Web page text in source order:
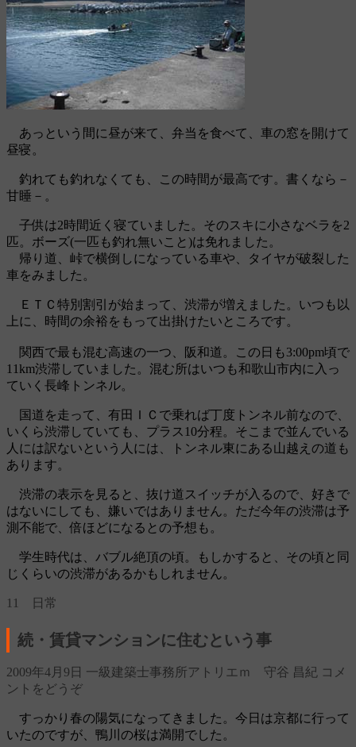
あっという間に昼が来て、弁当を食べて、車の窓を開けて
昼寝。
釣れても釣れなくても、この時間が最高です。書くなら－
甘睡－。
子供は2時間近く寝ていました。そのスキに小さなベラを2
匹。ボーズ(一匹も釣れ無いこと)は免れました。
帰り道、峠で横倒しになっている車や、タイヤが破裂した
車をみました。
ＥＴＣ特別割引が始まって、渋滞が増えました。いつも以
上に、時間の余裕をもって出掛けたいところです。
関西で最も混む高速の一つ、阪和道。この日も3:00pm頃で
11km渋滞していました。混む所はいつも和歌山市内に入っ
ていく長峰トンネル。
国道を走って、有田ＩＣで乗れば丁度トンネル前なので、
いくら渋滞していても、プラス10分程。そこまで並んでいる
人には訳ないという人には、トンネル東にある山越えの道も
あります。
渋滞の表示を見ると、抜け道スイッチが入るので、好きで
はないにしても、嫌いではありません。ただ今年の渋滞は予
測不能で、倍ほどになるとの予想も。
学生時代は、バブル絶頂の頃。もしかすると、その頃と同
じくらいの渋滞があるかもしれません。
11 日常
続・賃貸マンションに住むという事
2009年4月9日 一級建築士事務所アトリエｍ 守谷 昌紀 コメ
ントをどうぞ
すっかり春の陽気になってきました。今日は京都に行って
いたのですが、鴨川の桜は満開でした。